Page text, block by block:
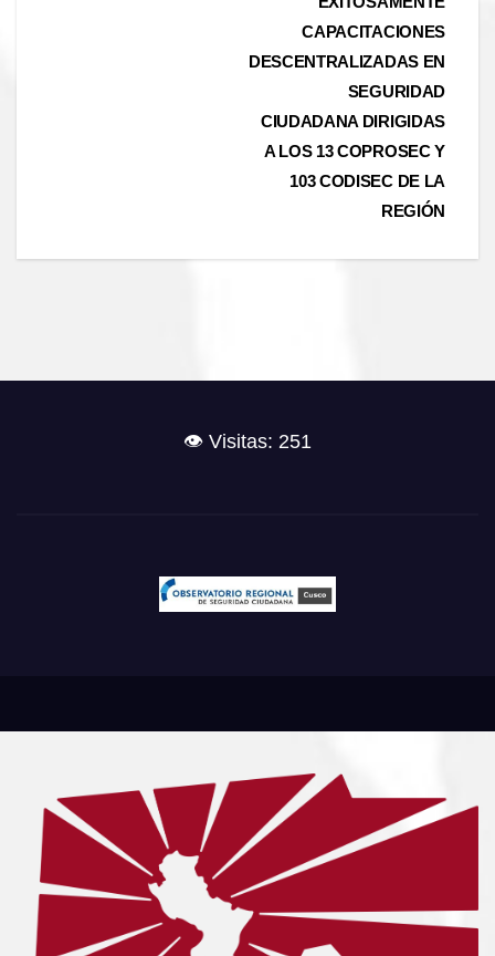
CAPACITACIONES
DESCENTRALIZADAS EN
SEGURIDAD
CIUDADANA DIRIGIDAS
A LOS 13 COPROSEC Y
103 CODISEC DE LA
REGIÓN
👁️ Visitas: 251